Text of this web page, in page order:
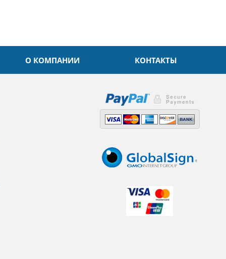
О КОМПАНИИ КОНТАКТЫ